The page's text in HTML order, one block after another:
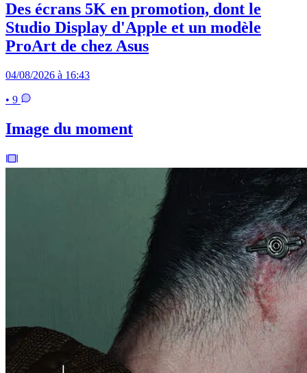
Des écrans 5K en promotion, dont le
Studio Display d'Apple et un modèle
ProArt de chez Asus
04/08/2026 à 16:43
• 9
Image du moment